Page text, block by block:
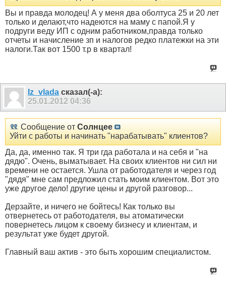
Вы и правда молодец! А у меня два оболтуса 25 и 20 лет
только и делают,что надеются на маму с папой.Я у
подруги веду ИП с одним работником,правда только
отчеты и начисление зп и налогов редко платежки на эти
налоги.Так вот 1500 т.р в квартал!
Iz_vlada сказал(-а):
25.01.2012 04:36
Сообщение от Солнцее
Уйти с работы и начинать "нарабатывать" клиентов?
Да, да, именно так. Я три гда работала и на себя и "на
дядю". Очень, выматывает. На своих клиентов ни сил ни
времени не остается. Ушла от работодателя и через год
"дядя" мне сам предложил стать моим клиентом. Вот это
уже другое дело! другие цены и другой разговор...
Дерзайте, и ничего не бойтесь! Как только вы
отвернетесь от работодателя, вы атоматически
повернетесь лицом к своему бизнесу и клиентам, и
результат уже будет другой.
Главный ваш актив - это быть хорошим специалистом.